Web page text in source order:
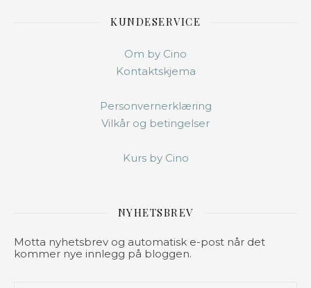
KUNDESERVICE
Om by Cino
Kontaktskjema
Personvernerklæring
Vilkår og betingelser
Kurs by Cino
NYHETSBREV
Motta nyhetsbrev og automatisk e-post når det
kommer nye innlegg på bloggen.